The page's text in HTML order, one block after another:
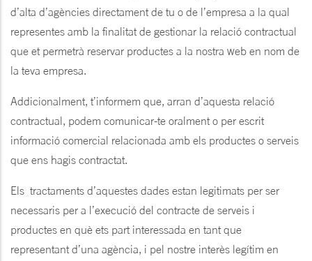
d’alta d’agències directament de tu o de l’empresa a la qual
representes amb la finalitat de gestionar la relació contractual
que et permetrà reservar productes a la nostra web en nom de
la teva empresa.
Addicionalment, t’informem que, arran d’aquesta relació
contractual, podem comunicar-te oralment o per escrit
informació comercial relacionada amb els productes o serveis
que ens hagis contractat.
Els tractaments d’aquestes dades estan legitimats per ser
necessaris per a l’execució del contracte de serveis i
productes en què ets part interessada en tant que
representant d’una agència, i pel nostre interès legítim en